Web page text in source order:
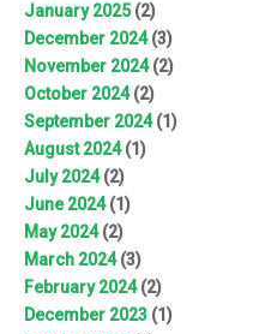
January 2025(2)
December 2024(3)
November 2024(2)
October 2024(2)
September 2024(1)
August 2024(1)
July 2024(2)
June 2024(1)
May 2024(2)
March 2024(3)
February 2024(2)
December 2023 (1)